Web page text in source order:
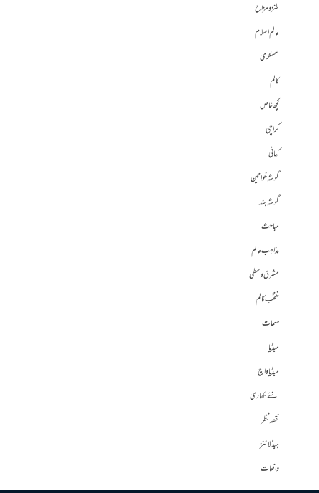
طنز و مزاح
عالم اسلام
عسکری
کالم
کچھ خاص
کراچی
کہانی
گوشہ خواتین
گوشہ ہند
مباحث
مذاہب عالم
مشرق وسطی
منتخب کالم
مہمات
میڈیا
میڈیا واچ
نئے لکھاری
نقطہ نظر
ہیڈلائنز
واقعات